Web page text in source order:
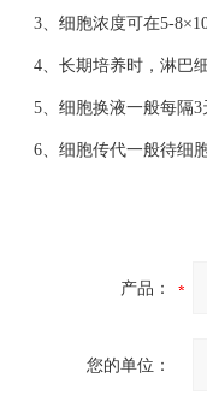
3、细胞浓度可在5-
4、长期培养时，淋巴细
5、细胞换液一般每隔3
6、细胞传代一般待细胞
产品：
您的单位：